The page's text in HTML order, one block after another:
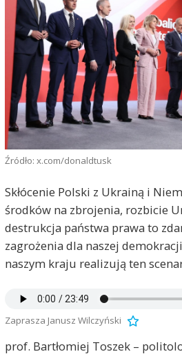
Źródło: x.com/donaldtusk
Skłócenie Polski z Ukrainą i
środków na zbrojenia, rozbicie
destrukcja państwa prawa to
zagrożenia dla naszej
naszym kraju realizują ten
Zaprasza Janusz Wilczyński
prof. Bartłomiej Toszek –